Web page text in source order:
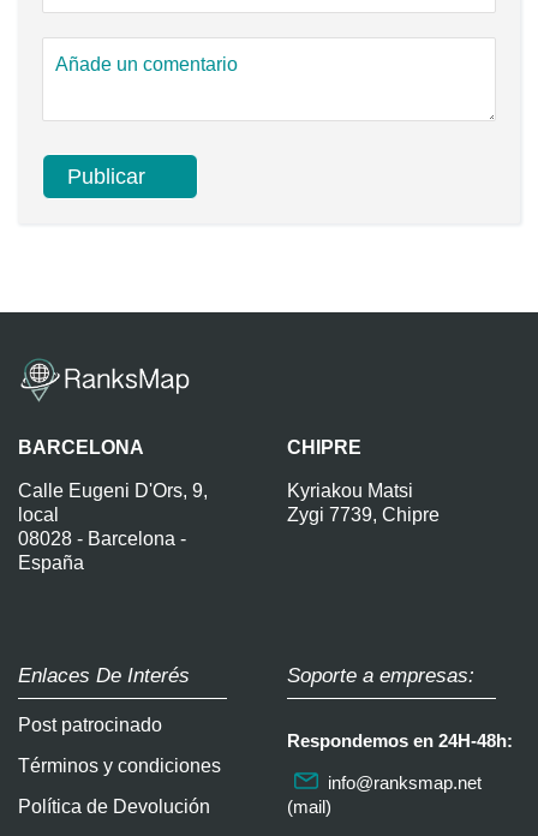
BARCELONA
Calle Eugeni D'Ors, 9,
local
08028 - Barcelona -
España
CHIPRE
Kyriakou Matsi
Zygi 7739, Chipre
Enlaces De Interés
Post patrocinado
Términos y condiciones
Política de Devolución
Soporte a empresas:
Respondemos en 24H-48h:
info@ranksmap.net
(mail)